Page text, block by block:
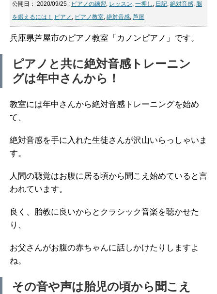
公開日： 2020/09/25 : ピアノの練習, レッスン, 一押し , 日記, 絶対音感, 脳
を鍛えるには！
ピアノ , ピアノ教室, 絶対音感, 芦屋
兵庫県芦屋市のピアノ教室「カノンピアノ」です。
ピアノと共に絶対音感トレーニン
グは年中さんから！
教室には年中さんから絶対音感トレーニングを始め
て、
絶対音感を手に入れた生徒さんが沢山いらっしゃいま
す。
人間の聴覚はお腹に居る頃から聞こえ始めていると言
われています。
良く、胎教に良いからとクラシック音楽を聴かせた
り、
お父さんがお腹の赤ちゃんに話しかけたりしますよ
ね。
その音や声は胎児の頃から聞こえ